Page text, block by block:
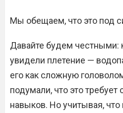
Мы обещаем, что это под
Давайте будем честными:
увидели плетение —
его как сложную
подумали, что это требует
навыков. Но учитывая,